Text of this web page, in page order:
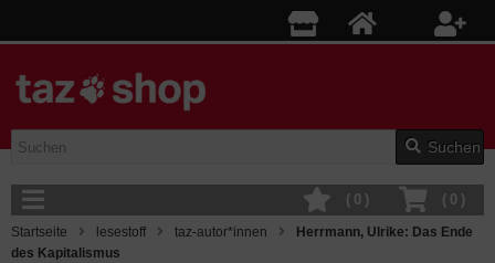
Suchen
( 0 )
( 0 )
Startseite lesestoff taz-autor*innen
Herrmann, Ulrike: Das Ende
des Kapitalismus